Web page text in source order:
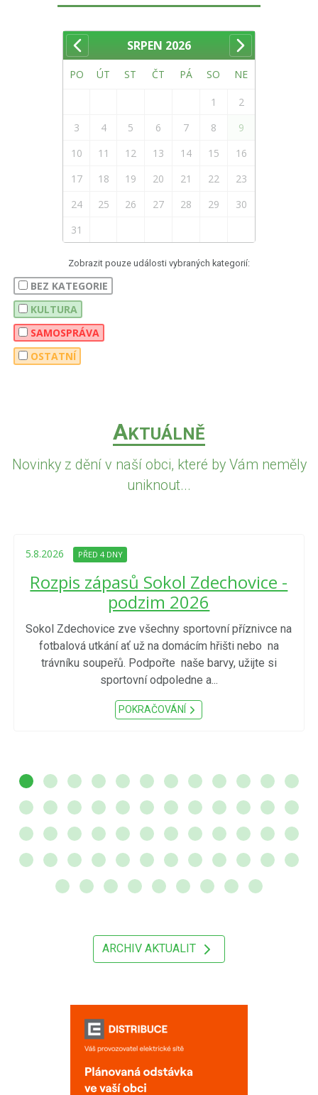
SRPEN 2026
PO ÚT ST ČT PÁ SO NE
1
2
3
4 5 6 7 8
9
10
11 12 13 14 15
16
17
18 19 20 21 22
23
24
25 26 27 28 29
30
31
Zobrazit pouze události vybraných kategorií:
BEZ KATEGORIE
KULTURA
SAMOSPRÁVA
OSTATNÍ
AKTUÁLNĚ
Novinky z dění v naší obci, které by Vám neměly
uniknout...
5.8.2026 PŘED 4 DNY
Rozpis zápasů Sokol Zdechovice -
podzim 2026
Sokol Zdechovice zve všechny sportovní příznivce na
fotbalová utkání ať už na domácím hřišti nebo na
trávníku soupeřů. Podpořte naše barvy, užijte si
sportovní odpoledne a...
POKRAČOVÁNÍ
ARCHIV AKTUALIT